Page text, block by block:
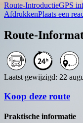
Route-IntroductieGPS
AfdrukkenPlaats een
Route-
Laatst gewijzigd: 22
Koop deze route
Praktische informatie